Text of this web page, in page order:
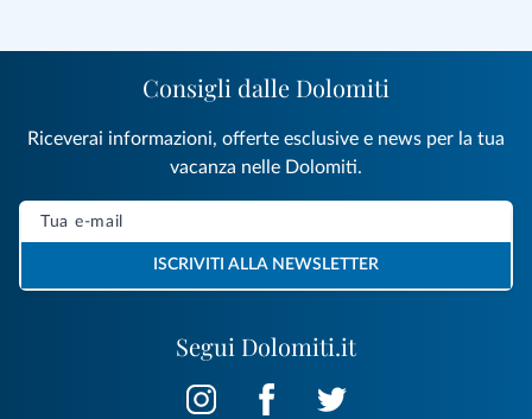
Segui Dolomiti.it
Consigli dalle Dolomiti
Riceverai informazioni, offerte esclusive e news per la tua
vacanza nelle Dolomiti.
ISCRIVITI ALLA NEWSLETTER